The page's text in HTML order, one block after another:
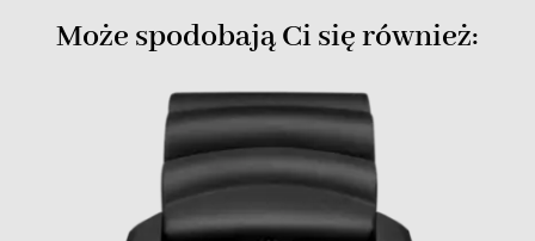
Może spodobają Ci się również: